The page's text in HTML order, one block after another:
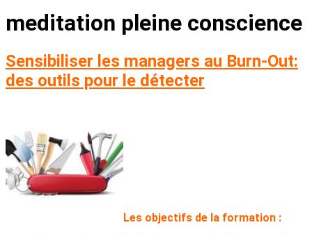
meditation pleine conscience
Sensibiliser les managers au Burn-Out:
des outils pour le détecter
Les objectifs de la formation :